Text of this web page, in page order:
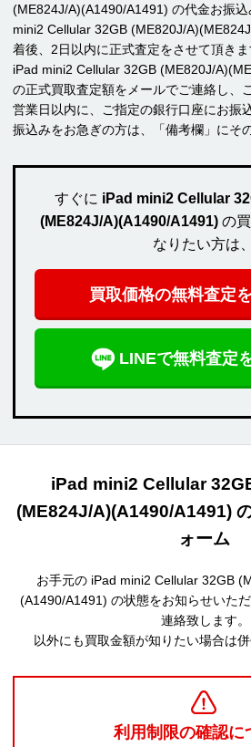
(ME824J/A)(A1490/A1491) の代金お振
mini2 Cellular 32GB (ME820J/
着後、2日以内に正式査定をさせて頂きま
iPad mini2 Cellular 32GB (ME820J/
の正式買取査定額をメールでご連絡し、
営業日以内に、ご指定の銀行口座にお振
振込みをお急ぎの方は、「備考欄」にそ
すぐに iPad mini2 Cellular
(ME824J/A)(A1490/A1491) の
なりたい方は、
買取価格の無料査定
LINEで無料査定
iPad mini2 Cellular
(ME824J/A)(A1490/A1491)
ォーム
お手元の iPad mini2 Cellular 32GB
(A1490/A1491) の状態をお知らせいた
連絡致します。
以外にも買取金額が知りたい場合は併
利用制限の確認に